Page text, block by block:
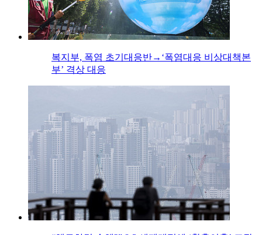
복지부, 폭염 초기대응반→‘폭염대응 비상대책본
부’ 격상 대응